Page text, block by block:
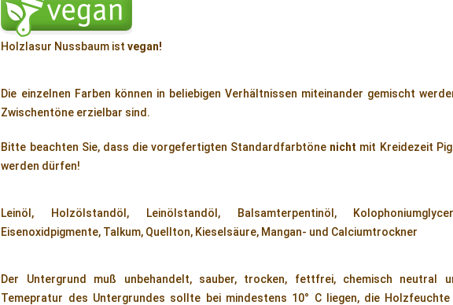
Holzlasur Nussbaum istvegan!
Die einzelnen Farben können in beliebigen Verhältnissen miteinander gemischt
Zwischentöne erzielbar sind.
Bitte beachten Sie, dass die vorgefertigten Standardfarbtöne nicht mit Kreidezeit
werden dürfen!
Leinöl, Holzölstandöl, Leinölstandöl, Balsamterpentinöl,
Eisenoxidpigmente, Talkum, Quellton, Kieselsäure, Mangan- und Calciumtrockner
Der Untergrund muß unbehandelt, sauber, trocken, fettfrei, chemisch neutral
Temepratur des Untergrundes sollte bei mindestens 10° C liegen, die